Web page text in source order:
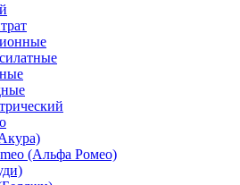
(Альфа Ромео)